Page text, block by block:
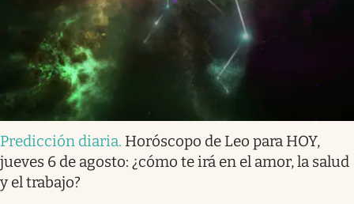
Predicción diaria. Horóscopo de Leo para HOY,
jueves 6 de agosto: ¿cómo te irá en el amor, la salud
y el trabajo?